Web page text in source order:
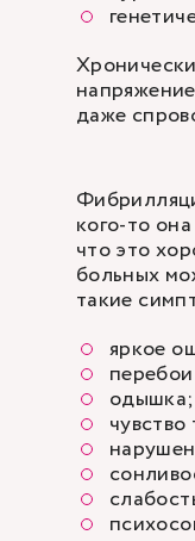
даже
кого-то
что это
больных
такие
яркое
одышка;
чувство